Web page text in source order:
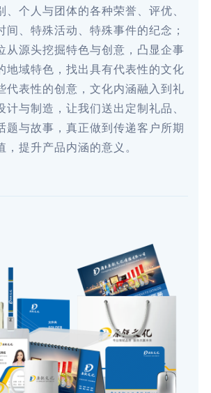
、个人与团体的各种荣誉、评优、
间、特殊活动、特殊事件的纪念；
从源头挖掘特色与创意，凸显企事
地域特色，找出具有代表性的文化
代表性的创意，文化内涵融入到礼
计与制造，让我们送出定制礼品、
题与故事，真正做到传递客户所期
，提升产品内涵的意义。